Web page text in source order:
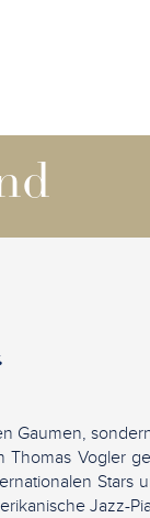
Gaumen,
Thomas Vogler
Stars
Jazz-